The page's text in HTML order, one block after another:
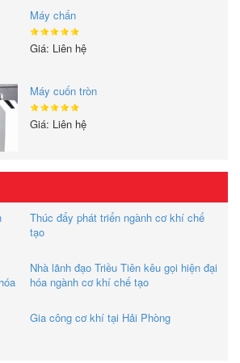
Máy chấn
Giá: Liên hệ
Máy cuốn tròn
Giá: Liên hệ
Thúc đẩy phát triển ngành cơ khí chế
tạo
Nhà lãnh đạo Triều Tiên kêu gọi hiện đại
hóa ngành cơ khí chế tạo
Gia công cơ khí tại Hải Phòng